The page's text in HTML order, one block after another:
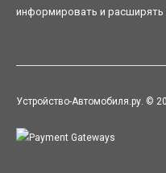
информировать и
Устройство-Автомобиля.ру. ©